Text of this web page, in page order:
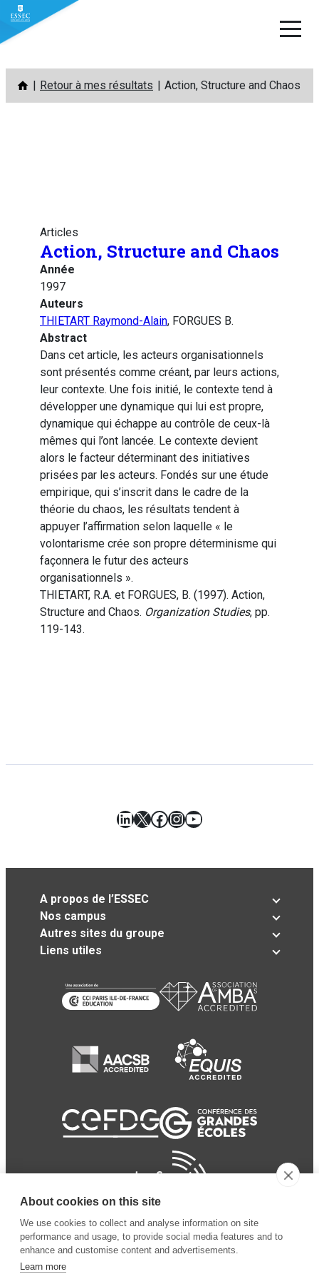
Aller
contenu
Retour à mes résultats Action, Structure and Chaos
Articles
Action, Structure and Chaos
Année
1997
Auteurs
THIETART Raymond-Alain, FORGUES B.
Abstract
Dans cet article, les acteurs organisationnels
sont présentés comme créant, par leurs actions,
leur contexte. Une fois initié, le contexte tend à
développer une dynamique qui lui est propre,
dynamique qui échappe au contrôle de ceux-là
mêmes qui l’ont lancée. Le contexte devient
alors le facteur déterminant des initiatives
prisées par les acteurs. Fondés sur une étude
empirique, qui s’inscrit dans le cadre de la
théorie du chaos, les résultats tendent à
appuyer l’affirmation selon laquelle « le
volontarisme crée son propre déterminisme qui
façonnera le futur des acteurs
organisationnels ».
THIETART, R.A. et FORGUES, B. (1997). Action,
Structure and Chaos. Organization Studies, pp.
119-143.
LinkedIn
X Facebook
Instagram
YouTube
A propos de l’ESSEC
Nos campus
Autres sites du groupe
Liens utiles
About cookies on this site
We use cookies to collect and analyse information on site
performance and usage, to provide social media features and to
enhance and customise content and advertisements.
Learn more